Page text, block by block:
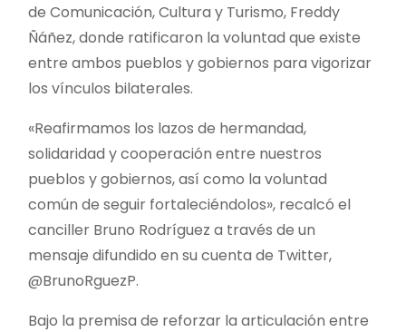
de Comunicación, Cultura y Turismo, Freddy
Ñáñez, donde ratificaron la voluntad que existe
entre ambos pueblos y gobiernos para vigorizar
los vínculos bilaterales.
«Reafirmamos los lazos de hermandad,
solidaridad y cooperación entre nuestros
pueblos y gobiernos, así como la voluntad
común de seguir fortaleciéndolos», recalcó el
canciller Bruno Rodríguez a través de un
mensaje difundido en su cuenta de Twitter,
@BrunoRguezP.
Bajo la premisa de reforzar la articulación entre